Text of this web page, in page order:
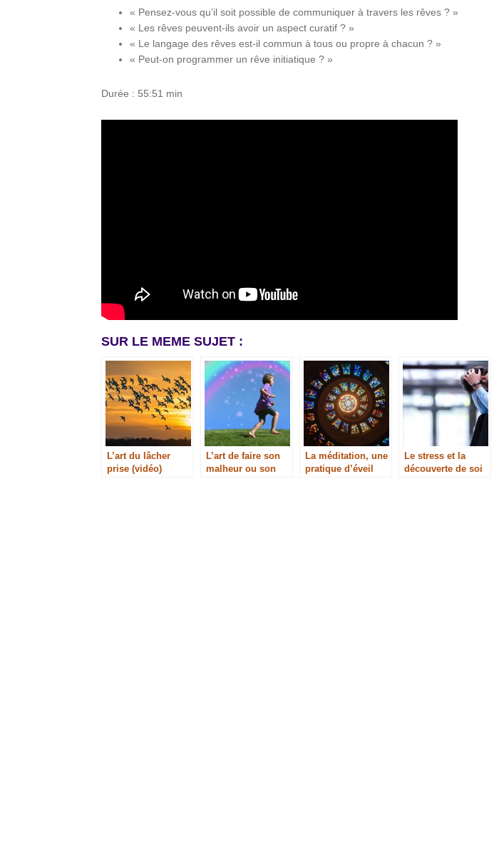
« Pensez-vous qu’il soit possible de communiquer à travers les rêves ? »
« Les rêves peuvent-ils avoir un aspect curatif ? »
« Le langage des rêves est-il commun à tous ou propre à chacun ? »
« Peut-on programmer un rêve initiatique ? »
Durée : 55:51 min
SUR LE MEME SUJET :
L’art du lâcher
prise (vidéo)
L’art de faire son
malheur ou son
La méditation, une
pratique d’éveil
Le stress et la
découverte de soi